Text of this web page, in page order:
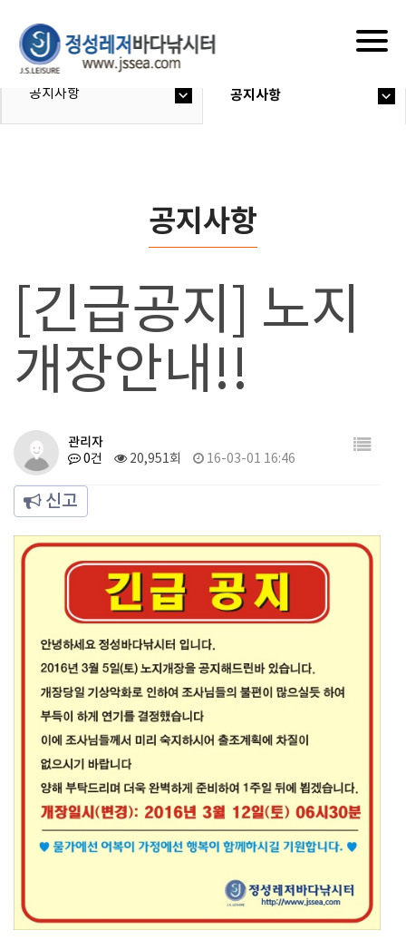
공지사항 공지사항
공지사항
[긴급공지] 노지
개장안내!!
관리자
0건 20,951회 16-03-01 16:46
신고